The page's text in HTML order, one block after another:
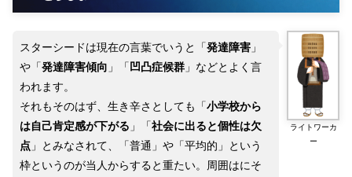
ライトワーカ
ー
スターシードは現在の言葉でいうと「発達障害 」
や「発達障害傾向 」「 凹凸症候群 」などとよく言
われます。
それもそのはず、生き辛さとしても「小学校から
は自己肯定感が下がる 」「社会に出ると個性は欠
点 」とみなされて、「普通」や「平均的」という
枠というのが当人からすると重たい。周囲はにそ